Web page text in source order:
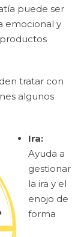
puede ser
emocional y
tratar con
algunos
Ira:
Ayuda a
gestionar
la ira y el
enojo de
forma